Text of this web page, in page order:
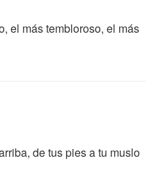
el más tembloroso, el más
de tus pies a tu muslo